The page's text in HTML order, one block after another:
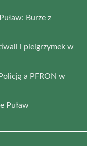
Burze z
i pielgrzymek w
a PFRON w
Puław